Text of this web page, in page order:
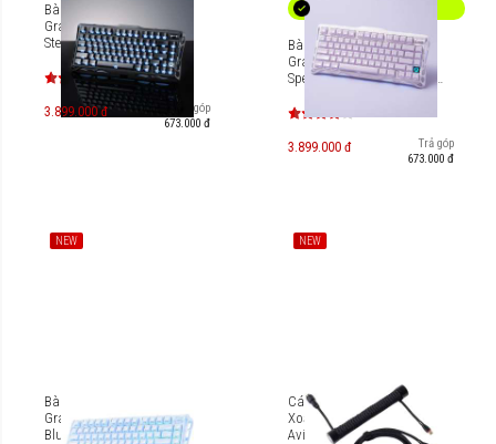
Bàn phím cơ Gaming
Gravastar Mercury K1 -
Stealth Black [GS-
K1_XTAL_BLK]
3.899.000 đ
Trả góp
673.000 đ
Bàn phím Gaming
Gravastar Mercury K1
Special Edition - Lavender
3.899.000 đ
Trả góp
673.000 đ
NEW
Bàn phím cơ Gaming
Gravastar Mercury K1 - Ice
Blue [GS-K1_BLU]
NEW
Cáp Custom USB-C Dạng
Xoắn GravaStar Coiled
Aviator GS-A7_AC